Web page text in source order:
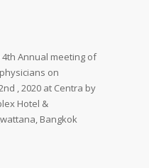
Annual meeting of
on
, 2020 at Centra by
Hotel &
Bangkok